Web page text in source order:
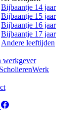
Bijbaantje 14 jaar
Bijbaantje 15 jaar
Bijbaantje 16 jaar
Bijbaantje 17 jaar
Andere leeftijden
werkgever